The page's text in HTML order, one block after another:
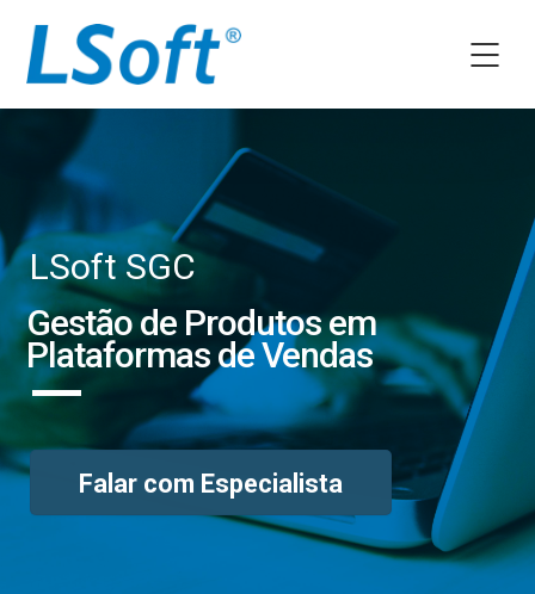
LSoft SGC
Gestão de Produtos em
Plataformas de Vendas
Falar com Especialista